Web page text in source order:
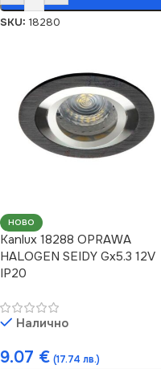
SKU: 18280
НОВО
Kanlux 18288 OPRAWA
HALOGEN SEIDY Gx5.3 12V
IP20
Налично
9.07 € (17.74 лв.)